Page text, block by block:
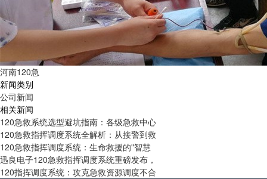
河南120急
新闻类别
公司新闻
相关新闻
120急救系统选型避坑指南：各级急救中心
120急救指挥调度系统全解析：从接警到救
120急救指挥调度系统：生命救援的"智慧
迅良电子120急救指挥调度系统重磅发布，
120指挥调度系统：攻克急救资源调度不合